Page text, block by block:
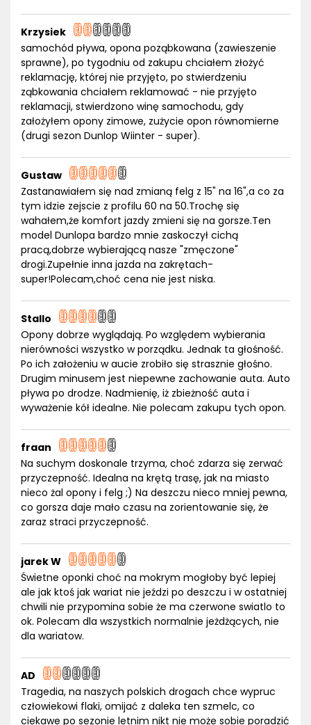
Krzysiek
samochód pływa, opona poząbkowana (zawieszenie
sprawne), po tygodniu od zakupu chciałem złożyć
reklamację, której nie przyjęto, po stwierdzeniu
ząbkowania chciałem reklamować - nie przyjęto
reklamacji, stwierdzono winę samochodu, gdy
założyłem opony zimowe, zużycie opon równomierne
(drugi sezon Dunlop Wiinter - super).
Gustaw
Zastanawiałem się nad zmianą felg z 15" na 16",a co za
tym idzie zejscie z profilu 60 na 50.Trochę się
wahałem,że komfort jazdy zmieni się na gorsze.Ten
model Dunlopa bardzo mnie zaskoczył cichą
pracą,dobrze wybierającą nasze "zmęczone"
drogi.Zupełnie inna jazda na zakrętach-
super!Polecam,choć cena nie jest niska.
Stallo
Opony dobrze wyglądają. Po względem wybierania
nierówności wszystko w porządku. Jednak ta głośność.
Po ich założeniu w aucie zrobiło się strasznie głośno.
Drugim minusem jest niepewne zachowanie auta. Auto
pływa po drodze. Nadmienię, iż zbieżność auta i
wyważenie kół idealne. Nie polecam zakupu tych opon.
fraan
Na suchym doskonale trzyma, choć zdarza się zerwać
przyczepność. Idealna na krętą trasę, jak na miasto
nieco żal opony i felg ;) Na deszczu nieco mniej pewna,
co gorsza daje mało czasu na zorientowanie się, że
zaraz straci przyczepność.
jarek W
Świetne oponki choć na mokrym mogłoby być lepiej
ale jak ktoś jak wariat nie jeździ po deszczu i w ostatniej
chwili nie przypomina sobie że ma czerwone swiatlo to
ok. Polecam dla wszystkich normalnie jeżdżących, nie
dla wariatow.
AD
Tragedia, na naszych polskich drogach chce wypruc
człowiekowi flaki, omijać z daleka ten szmelc, co
ciekawe po sezonie letnim nikt nie może sobie poradzić